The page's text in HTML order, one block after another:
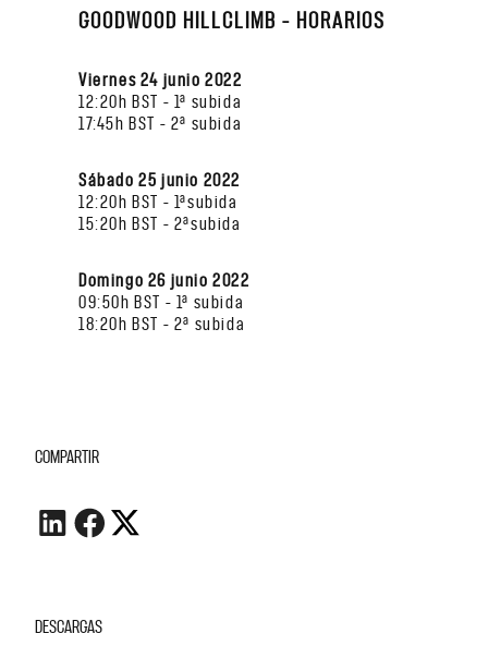
GOODWOOD HILLCLIMB – HORARIOS
Viernes 24 junio 2022
12:20h BST – 1ª subida
17:45h BST – 2ª subida
Sábado 25 junio 2022
12:20h BST – 1ªsubida
15:20h BST – 2ªsubida
Domingo 26 junio 2022
09:50h BST – 1ª subida
18:20h BST – 2ª subida
COMPARTIR
DESCARGAS